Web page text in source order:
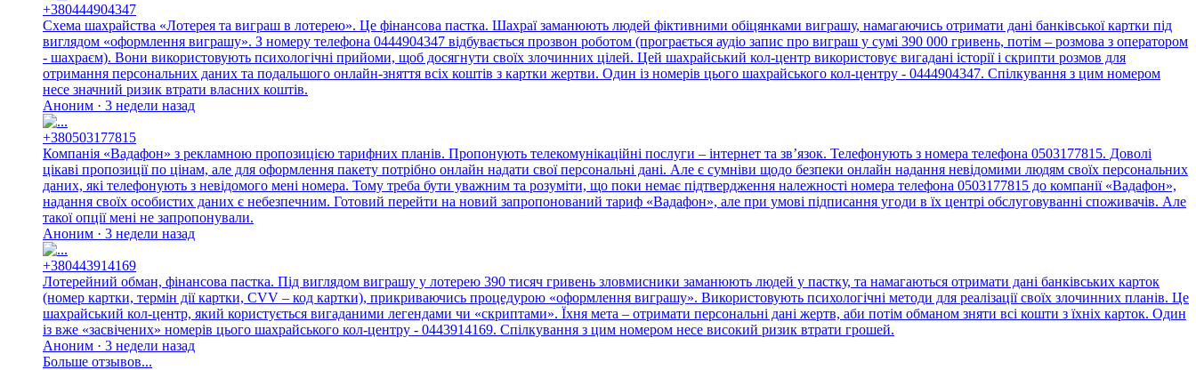
+380444904347
Схема шахрайства «Лотерея та виграш в лотерею». Це фінансова пастка. Шахраї заманюють людей фіктивними обіцянками виграшу, намагаючись отримати дані банківської картки під
виглядом «оформлення виграшу». З номеру телефона 0444904347 відбувається прозвон роботом (програється аудіо запис про виграш у сумі 390 000 гривень, потім – розмова з оператором
- шахраєм). Вони використовують психологічні прийоми, щоб досягнути своїх злочинних цілей. Цей шахрайський кол-центр використовує вигадані історії і скрипти розмов для
отримання персональних даних та подальшого онлайн-зняття всіх коштів з картки жертви. Один із номерів цього шахрайського кол-центру - 0444904347. Спілкування з цим номером
несе значний ризик втрати власних коштів.
Аноним · 3 недели назад
+380503177815
Компанія «Вадафон» з рекламною пропозицією тарифних планів. Пропонують телекомунікаційні послуги – інтернет та зв’язок. Телефонують з номера телефона 0503177815. Доволі
цікаві пропозиції по цінам, але для оформлення пакету потрібно онлайн надати свої персональні дані. Але є сумніви щодо безпеки онлайн надання невідомими людям своїх персональних
даних, які телефонують з невідомого мені номера. Тому треба бути уважним та розуміти, що поки немає підтвердження належності номера телефона 0503177815 до компанії «Вадафон»,
надання своїх особистих даних є небезпечним. Готовий перейти на новий запропонований тариф «Вадафон», але при умові підписання угоди в їх центрі обслуговуванні споживачів. Але
такої опції мені не запропонували.
Аноним · 3 недели назад
+380443914169
Лотерейний обман, фінансова пастка. Під виглядом виграшу у лотерею 390 тисяч гривень зловмисники заманюють людей у пастку, та намагаються отримати дані банківських карток
(номер картки, термін дії картки, CVV – код картки), прикриваючись процедурою «оформлення виграшу». Використовують психологічні методи для реалізації своїх злочинних планів. Це
шахрайський кол-центр, який користується вигаданими легендами чи «скриптами». Їхня мета – отримати персональні дані жертв, аби потім обманом зняти всі кошти з їхніх карток. Один
із вже «засвічених» номерів цього шахрайського кол-центру - 0443914169. Спілкування з цим номером несе високий ризик втрати грошей.
Аноним · 3 недели назад
Больше отзывов...